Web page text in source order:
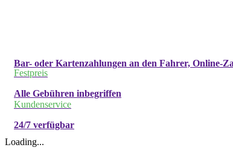
Bar- oder Kartenzahlungen an den Fahrer, Online-
Festpreis
Alle Gebühren inbegriffen
Kundenservice
24/7 verfügbar
Loading...